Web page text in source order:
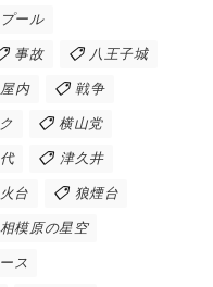
プール
事故 八王子城
屋内 戦争
横山党
津久井
台 狼煙台
相模原の星空
ス